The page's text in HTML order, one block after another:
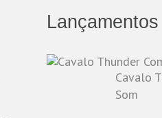
Lançamentos
Cavalo
Som